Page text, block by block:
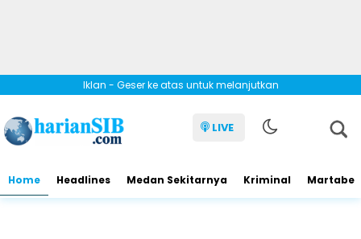
Iklan - Geser ke atas untuk melanjutkan
LIVE
Home Headlines Medan Sekitarnya Kriminal Martabe